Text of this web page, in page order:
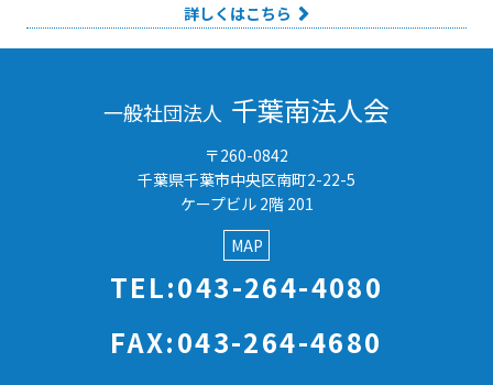
詳しくはこちら
一般社団法人 千葉南法人会
〒260-0842
千葉県千葉市中央区南町2-22-5
ケープビル 2階 201
MAP
TEL:043-264-4080
FAX:043-264-4680